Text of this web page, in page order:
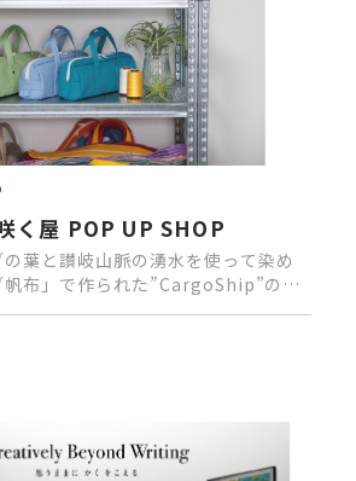
く屋 POP UP SHOP
葉と讃岐山脈の湧水を使って染め
帆布」で作られた”CargoShip”のバ